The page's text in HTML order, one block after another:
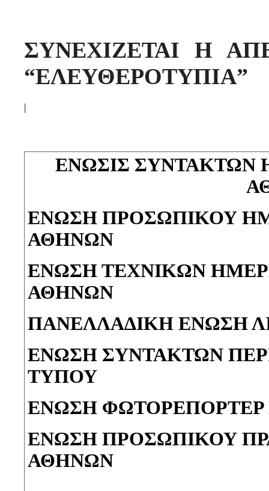
ΣΥΝΕΧΙΖΕΤΑΙ Η
“ΕΛΕΥΘΕΡΟΤΥΠΙΑ”
|
ΕΝΩΣΙΣ ΣΥΝΤΑΚΤΩΝ
ΕΝΩΣΗ ΠΡΟΣΩΠΙΚΟΥ
ΑΘΗΝΩΝ
ΕΝΩΣΗ ΤΕΧΝΙΚΩΝ
ΑΘΗΝΩΝ
ΠΑΝΕΛΛΑΔΙΚΗ ΕΝΩΣΗ
ΕΝΩΣΗ ΣΥΝΤΑΚΤΩΝ
ΤΥΠΟΥ
ΕΝΩΣΗ ΦΩΤΟΡΕΠΟΡΤΕΡ
ΕΝΩΣΗ ΠΡΟΣΩΠΙΚΟΥ
ΑΘΗΝΩΝ